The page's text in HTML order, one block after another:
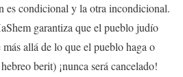
es condicional y la otra incondicional.
garantiza que el pueblo judío
allá de lo que el pueblo haga o
berit) ¡nunca será cancelado!